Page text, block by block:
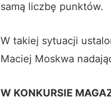
samą liczbę punktów.
W takiej sytuacji
Maciej Moskwa
W KONKURSIE